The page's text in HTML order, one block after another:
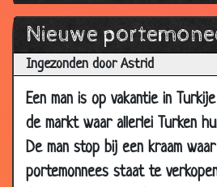
Nieuwe
Ingezonden door Astrid
Een man is op vakantie in
de markt waar allerlei Turken
De man stop bij een kraam
portemonnees staat te
10
Mar
2008
In de bios
06
Mar
2008
Eerste bijeenkomst
03
Nieuwe CAO 2008